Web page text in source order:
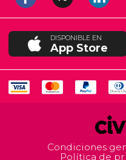
DISPONIBLE EN
App Store
Condiciones
Política de